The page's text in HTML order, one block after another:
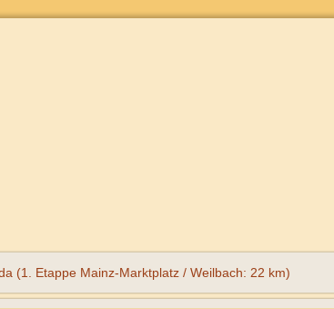
(1. Etappe Mainz-Marktplatz / Weilbach: 22 km)